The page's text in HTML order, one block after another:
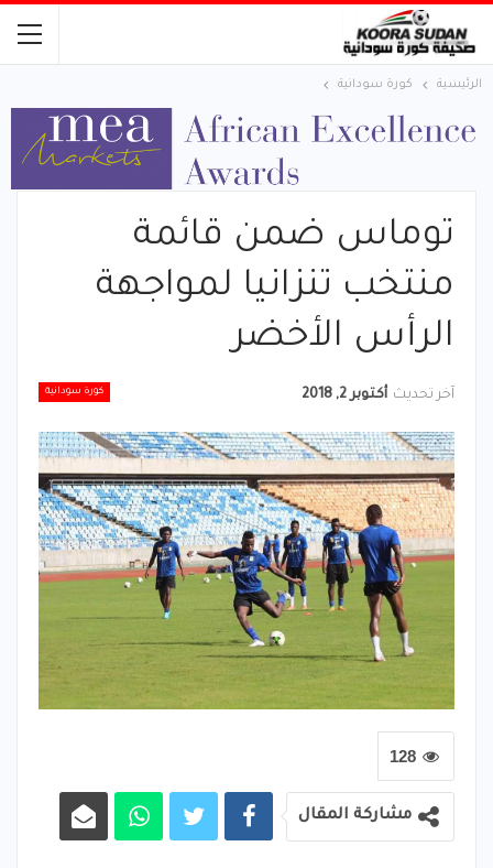
الرئيسية كورة سودانية
توماس ضمن قائمة
منتخب تنزانيا لمواجهة
الرأس الأخضر
كورة سودانية آخر تحديث أكتوبر 2, 2018
128
مشاركة المقال